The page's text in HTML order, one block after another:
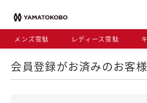
メンズ雪駄 レディース雪駄
HOME ログイン
会員登録がお済みのお客様